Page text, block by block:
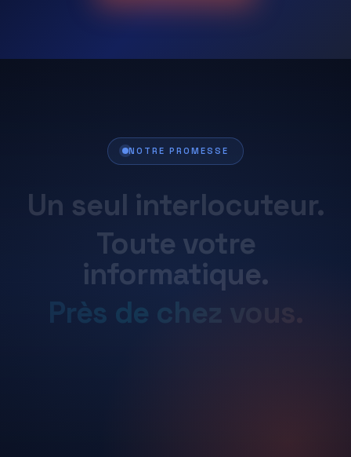
NOTRE PROMESSE
Un seul interlocuteur.
Toute votre
informatique.
Près de chez vous.